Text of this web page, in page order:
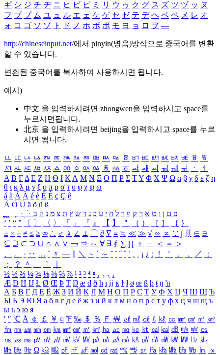
ギ シ ジ チ ヂ ニ ヒ ビ ピ ミ リ ウ ゥ ク グ ス ズ ツ ヅ ッ ヌ
フ ブ プ ム ユ ュ ル エ ェ ケ ゲ セ ゼ テ デ ヘ ベ ペ メ レ オ
ォ コ ゴ ソ ゾ ト ド ノ ホ ボ ポ モ ヨ ョ ロ ヲ ―
http://chineseinput.net/에서 pinyin(병음)방식으로 중국어를 변환
할 수 있습니다.
변환된 중국어를 복사하여 사용하시면 됩니다.
예시)
中文 을 입력하시려면 zhongwen을 입력하시고 space를
누르시면됩니다.
北京 을 입력하시려면 beijing을 입력하시고 space를 누르
시면 됩니다.
ㅥ ㅦ ㅧ ㅨ ㅩ ㅪ ㅫ ㅬ ㅭ ㅮ ㅯ ㅰ ㅱ ㅲ ㅳ ㅴ ㅵ ㅶ ㅷ ㅸ
ㅹ
ㅺ ㅻ ㅼ ㅽ ㅾ ㅿ ㆀ ㆁ ㆂ ㆃ ㆄ ㆅ ㆆ ㆇ ㆈ ㆉ ㆊ ㆋ ㆌ ㆍ
ㆎ
Α Β ΓΔ Ε Ζ Η Θ Ι ΚΛ Μ Ν Ξ Ο Π Ρ Σ ΤΥ Φ Χ Ψ Ω α β γ δ ε ζ η
θ ι κ λ μ ν ξ ο π ρ σ τ υ φ χ ψ ω
á à Á À é è É È ç Ç ê
Ä Ö Ü ä ö ü ß
ִֶֹ ֻּ ׁׂ פ ם ן ו ט א ר ק ף ך ל ח י ע כ ג ד ש ץ ת צ מ נ ה ב
‘ ’ “ ” 〔 〕 〈 〉 「 」 『 』 【 】 ＂ （ ） ［ ］ ｛ ｝
± × ÷ ≠ ≤ ≥ ∞ ∴ ♂ ♀ ∠ ⊥ ⌒ ∂ ∇ ≡ ≒ ≪ ≫ √ ∽ ∝ ∵ ∫ ∬ ∈ ∋
⊆ ⊇ ⊂ ⊃ ∪ ∩ ∧ ∨ ￢ ⇒ ⇔ ∀ ∃ ∮ ∑ ∏ ＋ － ＜ ＝
＞
、
。 · ‥ … ¨ 〃 ― ＼ ∼ ´ ～ ˇ ˘ ˝ ˚ ˙ ¸ ¡ ¿ ː ！ ＇ ， ． ／
：
；
？ ＾ ｀
½ ⅓ ⅔ ¼ ¾ ⅛ ⅜ ⅝ ⅞ ¹ ² ³ ⁴ ⁿ ₁ ₂ ₃ ₄
Æ Ð Ħ Ĳ Ł Ø Œ Þ Ŧ Ŋ æ đ ð ħ ı ĳ ĸ ŀ ł ø œ ß þ ŧ ŋ ŉ
А Б В Г Д Е Ё Ж З И Й К Л М Н О П Р С Т У Ф Х Ц Ч Ш Щ Ъ
Ы Ь Э Ю Я а б в г д е ё ж з и й к л м н о п р с т у ф х ц ч ш щ ъ
ы ь э ю я
′ ″ ℃ Å ￠ ￡ ￥ ¤ ℉ ‰ ＄ ％ Ｆ ￦ ㎕ ㎖ ㎗ ℓ ㎘ ㏄ ㎣ ㎤ ㎥ ㎦
㎙ ㎚ ㎛ ㎜ ㎝ ㎞ ㎟ ㎠ ㎡ ㎢ ㏊ ㎍ ㎎ ㎏ ㏏ ㎈ ㎉ ㏈ ㎧ ㎨ ㎰
㎱ ㎲ ㎳ ㎴ ㎵ ㎶ ㎷ ㎸ ㎹ ㎀ ㎁ ㎂ ㎃ ㎄ ㎺ ㎻ ㎽ ㎾ ㎿ ㎐ ㎑
㎒ ㎓ ㎔ Ω ㏀ ㏁ ㎊ ㎋ ㎌ ㏖ ㏅ ㎭ ㎮ ㎯ ㏛ ㎩ ㎪ ㎫ ㎬ ㏝ ㏐
㏓